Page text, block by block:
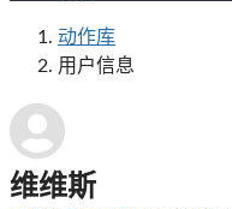
动作库
用户信息
维维斯